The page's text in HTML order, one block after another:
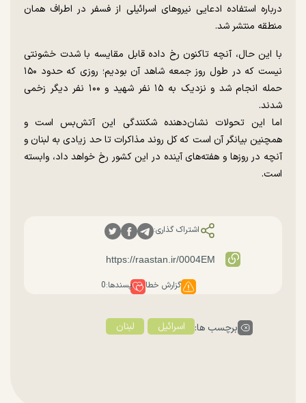
درباره استفاده ادعایی نیرو‌های اسرائیلی از فسفر در اطراف همان
منطقه منتشر شد.
با این حال، آنچه تاکنون رخ داده قابل مقایسه با شدت خشونتی
نیست که در طول روز جمعه شاهد آن بودیم؛ روزی که حدود ۱۵۰
حمله انجام شد و نزدیک به ۱۵ نفر شهید و ۱۰۰ نفر دیگر زخمی
شدند.
اما این تحولات نشان‌دهنده شکنندگی این آتش‌بس است و
همچنین بیانگر آن است که کل روند مذاکرات تا حد زیادی به لبنان و
آنچه در روز‌ها و هفته‌های آینده در این کشور رخ خواهد داد، وابسته
است.
اشتراک گذاری:
گزارش خطا پسندها:0
برچسب ها: اسرائیل لبنان